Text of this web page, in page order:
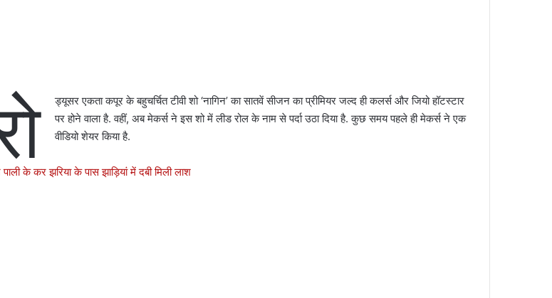
ड्यूसर एकता कपूर के बहुचर्चित टीवी शो ‘नागिन’ का सातवें सीजन का प्रीमियर जल्द ही कलर्स और जियो हॉटस्टार
पर होने वाला है. वहीं, अब मेकर्स ने इस शो में लीड रोल के नाम से पर्दा उठा दिया है. कुछ समय पहले ही मेकर्स ने एक
वीडियो शेयर किया है.
के कर झरिया के पास झाड़ियां में दबी मिली लाश